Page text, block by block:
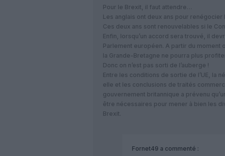
Pour le Brexit, il faut attendre…
Les anglais ont deux ans pour renégocier
Ces deux ans sont renouvelables si le
Enfin, lorsqu’un accord sera trouvé, il
Parlement européen. A partir du moment
la Grande-Bretagne ne pourra plus
Donc on n’est pas sorti de l’auberge !
Entre les conditions de sortie de l’UE, la
elle et les conclusions de traités
gouvernement britannique a prévenu
être nécessaires pour mener à bien les
Brexit.
Fornet49 a commenté :